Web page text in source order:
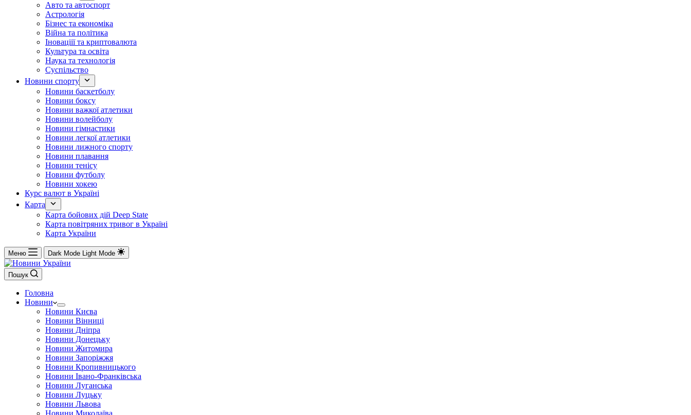
Авто та автоспорт
Астрологія
Бізнес та економіка
Війна та політика
Іноваціії та криптовалюта
Культура та освіта
Наука та технологія
Суспільство
Новини спорту
Новини баскетболу
Новини боксу
Новини важкої атлетики
Новини волейболу
Новини гімнастики
Новини легкої атлетики
Новини лижного спорту
Новини плавання
Новини тенісу
Новини футболу
Новини хокею
Курс валют в Україні
Карта
Карта бойових дій Deep State
Карта повітряних тривог в Україні
Карта України
Меню Dark Mode Light Mode
Пошук
Головна
Новини
Новини Києва
Новини Вінниці
Новини Дніпра
Новини Донецьку
Новини Житомира
Новини Запоріжжя
Новини Кропивницького
Новини Івано-Франківська
Новини Луганська
Новини Луцьку
Новини Львова
Новини Миколаїва